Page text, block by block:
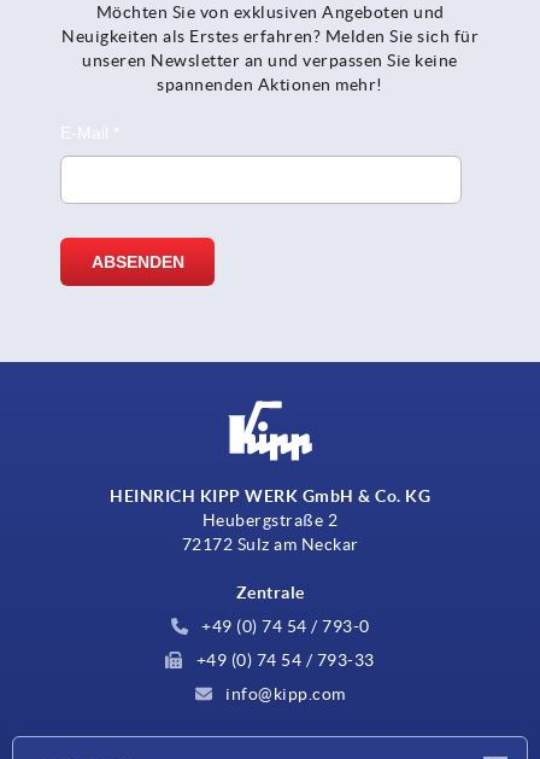
Möchten Sie von exklusiven Angeboten und
Neuigkeiten als Erstes erfahren? Melden Sie sich für
unseren Newsletter an und verpassen Sie keine
spannenden Aktionen mehr!
HEINRICH KIPP WERK GmbH & Co. KG
Heubergstraße 2
72172 Sulz am Neckar
Zentrale
+49 (0) 74 54 / 793-0
+49 (0) 74 54 / 793-33
info@kipp.com